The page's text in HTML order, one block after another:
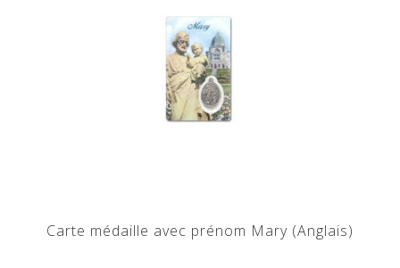
Carte médaille avec prénom Mary (Anglais)